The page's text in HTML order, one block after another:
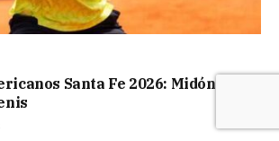
Santa Fe 2026: Midón en la